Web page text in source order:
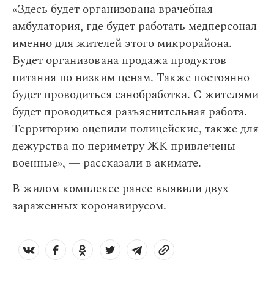
«Здесь будет организована врачебная
амбулатория, где будет работать медперсонал
именно для жителей этого микрорайона.
Будет организована продажа продуктов
питания по низким ценам. Также постоянно
будет проводиться санобработка. С жителями
будет проводиться разъяснительная работа.
Территорию оцепили полицейские, также для
дежурства по периметру ЖК привлечены
военные», — рассказали в акимате.
В жилом комплексе ранее выявили двух
зараженных коронавирусом.